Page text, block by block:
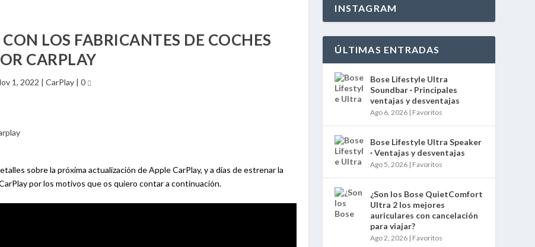
LOS FABRICANTES DE COCHES
CARPLAY
1, 2022 | CarPlay| 0
sobre la próxima actualización de Apple CarPlay, y a días de estrenar la
por los motivos que os quiero contar a continuación.
INSTAGRAM
ÚLTIMAS ENTRADAS
Bose Lifestyle Ultra
Soundbar · Principales
ventajas y desventajas
Ago 6, 2026 | Favoritos
Bose Lifestyle Ultra Speaker
· Ventajas y desventajas
Ago 5, 2026 | Favoritos
¿Son los Bose QuietComfort
Ultra 2 los mejores
auriculares con cancelación
para viajar?
Ago 2, 2026 | Favoritos